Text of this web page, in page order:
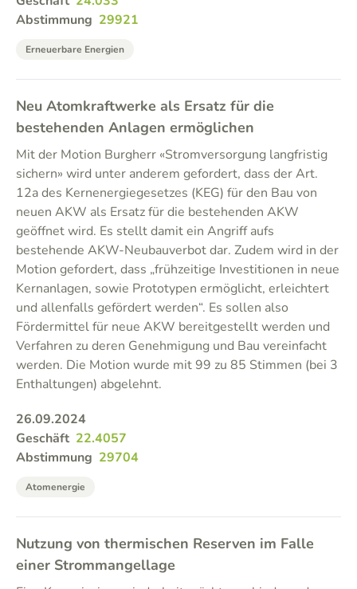
Abstimmung 29921
Erneuerbare Energien
Neu Atomkraftwerke als Ersatz für die
bestehenden Anlagen ermöglichen
Mit der Motion Burgherr «Stromversorgung langfristig
sichern» wird unter anderem gefordert, dass der Art.
12a des Kernenergiegesetzes (KEG) für den Bau von
neuen AKW als Ersatz für die bestehenden AKW
geöffnet wird. Es stellt damit ein Angriff aufs
bestehende AKW-Neubauverbot dar. Zudem wird in der
Motion gefordert, dass „frühzeitige Investitionen in neue
Kernanlagen, sowie Prototypen ermöglicht, erleichtert
und allenfalls gefördert werden“. Es sollen also
Fördermittel für neue AKW bereitgestellt werden und
Verfahren zu deren Genehmigung und Bau vereinfacht
werden. Die Motion wurde mit 99 zu 85 Stimmen (bei 3
Enthaltungen) abgelehnt.
26.09.2024
Geschäft 22.4057
Abstimmung 29704
Atomenergie
Nutzung von thermischen Reserven im Falle
einer Strommangellage